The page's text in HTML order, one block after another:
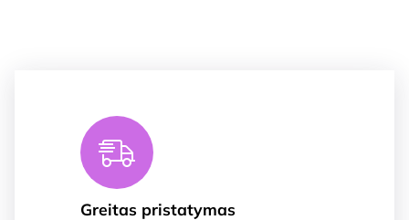
Greitas pristatymas